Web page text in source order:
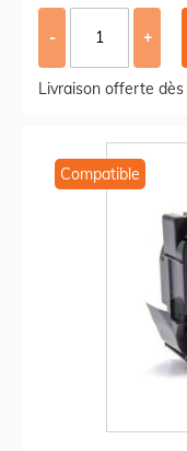
- +
Livraison offerte dès
Compatible